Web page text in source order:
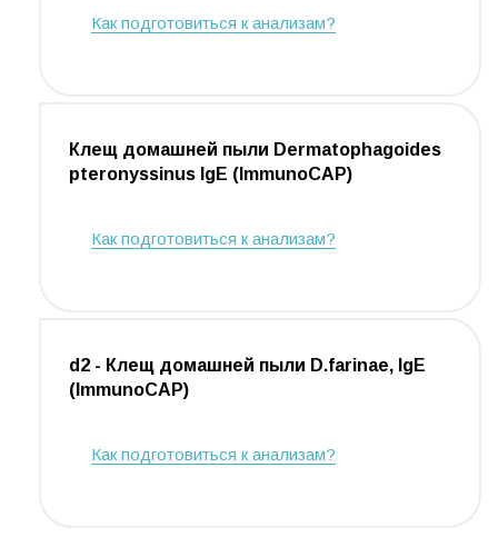
Как подготовиться к анализам?
Клещ домашней пыли Dermatophagoides
pteronyssinus IgE (ImmunoCAP)
Как подготовиться к анализам?
d2 - Клещ домашней пыли D.farinae, IgE
(ImmunoCAP)
Как подготовиться к анализам?